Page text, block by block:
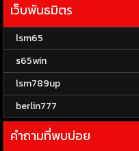
เว็บพันธมิตร
lsm65
s65win
lsm789up
berlin777
คำถามที่พบบ่อย